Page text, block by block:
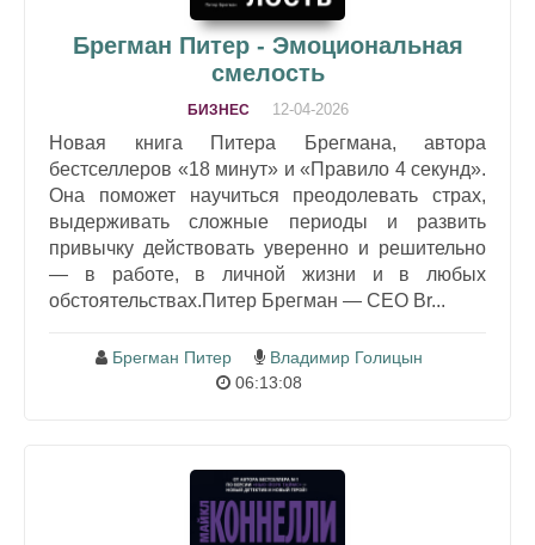
Брегман Питер - Эмоциональная
смелость
БИЗНЕС 12-04-2026
Новая книга Питера Брегмана, автора
бестселлеров «18 минут» и «Правило 4 секунд».
Она поможет научиться преодолевать страх,
выдерживать сложные периоды и развить
привычку действовать уверенно и решительно
— в работе, в личной жизни и в любых
обстоятельствах.Питер Брегман — CEO Br...
Брегман Питер
Владимир Голицын
06:13:08